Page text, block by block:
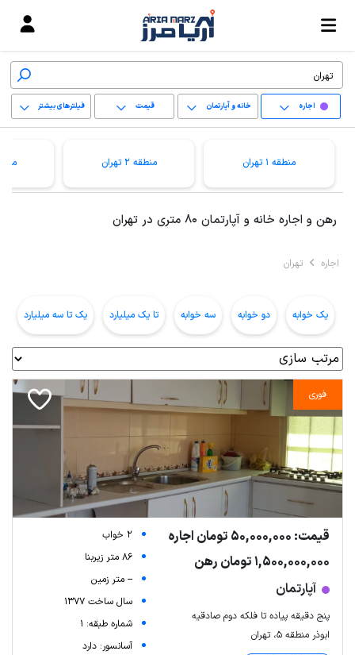
اجاره خانه و آپارتمان قیمت فیلترهای بیشتر
منطقه 1 تهران منطقه 2 تهران منطقه
رهن و اجاره خانه و آپارتمان 80 متری در تهران
اجاره تهران
یک خوابه دو خوابه سه خوابه تا یک میلیارد یک تا سه میلیارد
فوری
قیمت: 50,000,000 تومان اجاره
1,500,000,000 تومان رهن
آپارتمان
پنج دقیقه پیاده تا فلکه دوم صادقیه
ابوذر منطقه 5، تهران
2 خواب
86 متر زیربنا
-- متر زمین
سال ساخت 1377
شماره طبقه: 1
آسانسور: دارد